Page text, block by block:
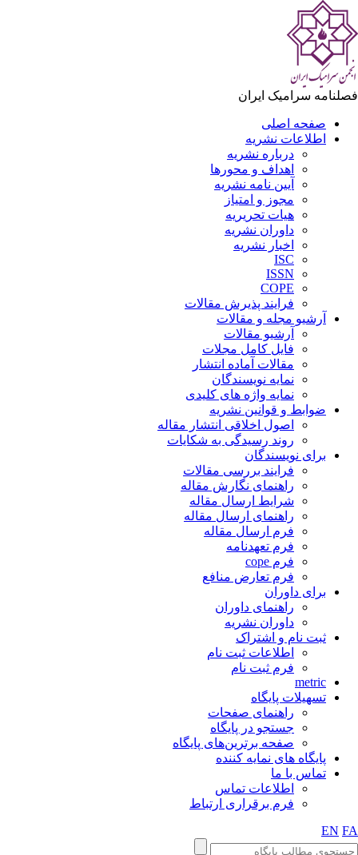
سرامیک ایران
صفحه اصلی
اطلاعات نشریه
درباره نشریه
اهداف و محورها
آیین نامه نشریه
مجوز و امتیاز
هیات تحریریه
داوران نشریه
اخبار نشریه
ISC
ISSN
COPE
فرایند پذیرش مقالات
آرشیو مجله و مقالات
آرشیو مقالات
فایل کامل مجلات
مقالات آماده انتشار
نمایه نویسندگان
نمایه واژه های کلیدی
ضوابط و قوانین نشریه
اصول اخلاقی انتشار مقاله
روند رسیدگی به شکایات
برای نویسندگان
فرایند بررسی مقالات
راهنمای نگارش مقاله
شرایط ارسال مقاله
راهنمای ارسال مقاله
فرم ارسال مقاله
فرم تعهدنامه
فرم cope
فرم تعارض منافع
برای داوران
راهنمای داوران
داوران نشریه
ثبت نام و اشتراک
اطلاعات ثبت نام
فرم ثبت نام
metric
تسهیلات پایگاه
راهنمای صفحات
جستجو در پایگاه
صفحه برترین‌های پایگاه
پایگاه های نمایه کننده
تماس با ما
اطلاعات تماس
فرم برقراری ارتباط
EN